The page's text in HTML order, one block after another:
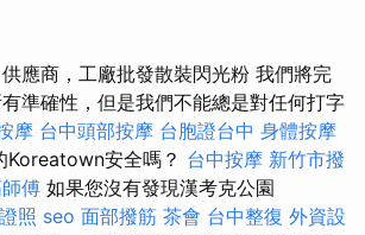
應商，工廠批發散裝閃光粉 我們將完
準確性，但是我們不能總是對任何打字
摩 台中頭部按摩 台胞證台中 身體按摩
Koreatown安全嗎？ 台中按摩 新竹市撥
傅 如果您沒有發現漢考克公園
照 seo 面部撥筋 茶會 台中整復 外資設